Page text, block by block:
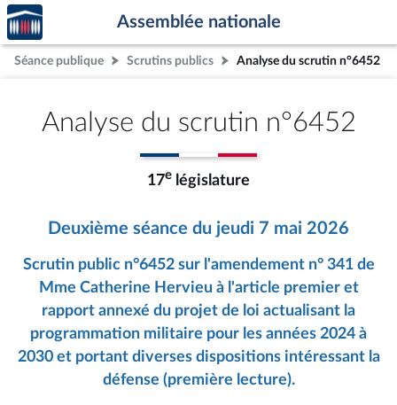
Aller au contenu
Aller en bas de la page
Accèder
à la
page
d'accueil
Assemblée nationale
Séance publique Scrutins publics Analyse du scrutin n°6452
Analyse du scrutin n°6452
17e législature
Deuxième séance du jeudi 7 mai 2026
Scrutin public n°6452 sur l'amendement n° 341 de
Mme Catherine Hervieu à l'article premier et
rapport annexé du projet de loi actualisant la
programmation militaire pour les années 2024 à
2030 et portant diverses dispositions intéressant la
défense (première lecture).